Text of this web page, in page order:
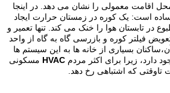
است: یک کوره در زمستان حرارت ایجاد
در تابستان هوا را خنک می کند. تنها تعمیر و
تعویض فیلتر کوره و بازرسی گاه به گاه از واحد
بسیاری از خانه ها به این سیستم ها
دارد، زیرا برای اکثر مردم HVAC مسکونی
که اشتباهی رخ دهد.